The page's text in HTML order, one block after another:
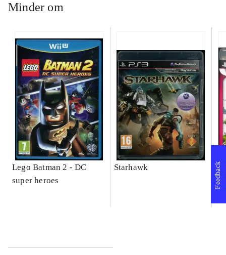
Minder om
Lego Batman 2 - DC
super heroes
Starhawk Feedback